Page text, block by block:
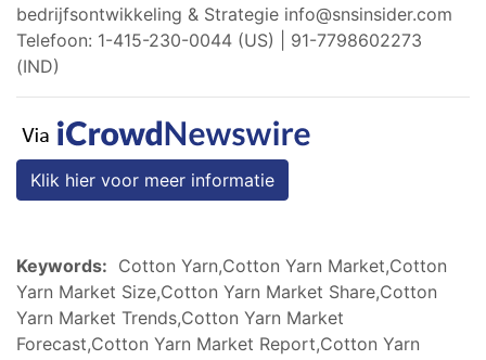
bedrijfsontwikkeling & Strategie info@snsinsider.com
Telefoon: 1-415-230-0044 (US) | 91-7798602273
(IND)
Klik hier voor meer informatie
Keywords: Cotton Yarn,Cotton Yarn Market,Cotton
Yarn Market Size,Cotton Yarn Market Share,Cotton
Yarn Market Trends,Cotton Yarn Market
Forecast,Cotton Yarn Market Report,Cotton Yarn